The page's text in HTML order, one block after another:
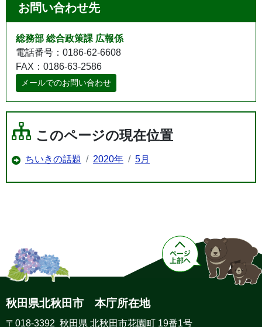
お問い合わせ先
総務部 総合政策課 広報係
電話番号：0186-62-6608
FAX：0186-63-2586
メールでのお問い合わせ
このページの現在位置
ちいきの話題 2020年 5月
秋田県北秋田市 本庁所在地
〒018-3392 秋田県 北秋田市花園町 19番1号